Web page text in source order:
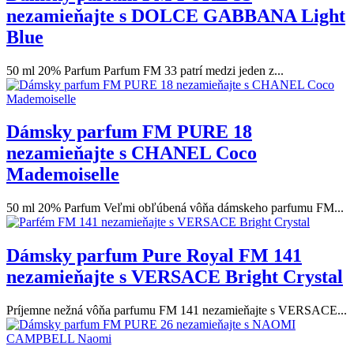
nezamieňajte s DOLCE GABBANA Light
Blue
50 ml 20% Parfum Parfum FM 33 patrí medzi jeden z...
Dámsky parfum FM PURE 18
nezamieňajte s CHANEL Coco
Mademoiselle
50 ml 20% Parfum Veľmi obľúbená vôňa dámskeho parfumu FM...
Dámsky parfum Pure Royal FM 141
nezamieňajte s VERSACE Bright Crystal
Príjemne nežná vôňa parfumu FM 141 nezamieňajte s VERSACE...